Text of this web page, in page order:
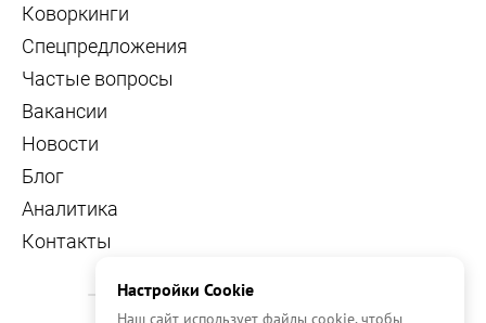
Коворкинги
Спецпредложения
Частые вопросы
Вакансии
Новости
Блог
Аналитика
Контакты
Настройки Cookie
Наш сайт использует файлы cookie, чтобы